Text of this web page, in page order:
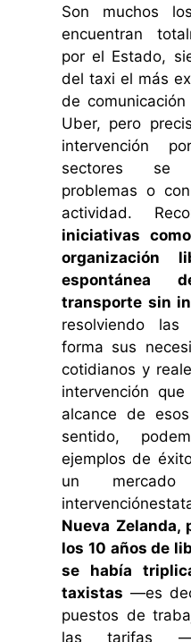
Son muchos
encuentran
por el Estado,
del taxi el más
de
Uber, pero
intervención
sectores se
problemas o
actividad.
iniciativas
organización
espontánea
transporte sin
resolviendo
forma sus
cotidianos y
intervención
alcance de
sentido,
ejemplos de
un
Nueva Zelanda,
los 10 años de
se había
taxistas —es
puestos de
las tarifas